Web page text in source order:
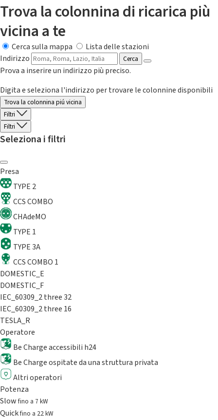
Trova la colonnina di ricarica più
vicina a te
Cerca sulla mappa
Lista delle stazioni
Indirizzo
Cerca
Prova a inserire un indirizzo più preciso.
Digita e seleziona l'indirizzo per trovare le colonnine disponibili
Trova la colonnina piú vicina
Filtri
Filtri
Seleziona i filtri
Presa
TYPE 2
CCS COMBO
CHAdeMO
TYPE 1
TYPE 3A
CCS COMBO 1
DOMESTIC_E
DOMESTIC_F
IEC_60309_2 three 32
IEC_60309_2 three 16
TESLA_R
Operatore
Be Charge accessibili h24
Be Charge ospitate da una struttura privata
Altri operatori
Potenza
Slowfino a 7 kW
Quickfino a 22 kW